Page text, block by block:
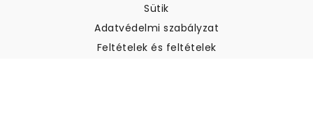
Sütik
Adatvédelmi szabályzat
Feltételek és feltételek